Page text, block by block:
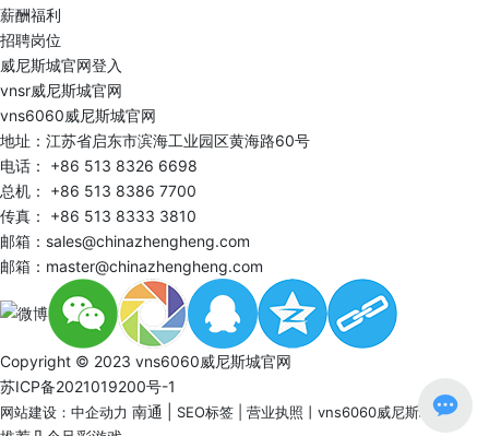
薪酬福利
招聘岗位
威尼斯城官网登入
vnsr威尼斯城官网
vns6060威尼斯城官网
地址：江苏省启东市滨海工业园区黄海路60号
电话： +86 513 8326 6698
总机： +86 513 8386 7700
传真： +86 513 8333 3810
邮箱： sales@chinazhengheng.com
邮箱： master@chinazhengheng.com
Copyright © 2023 vns6060威尼斯城官网
苏ICP备2021019200号-1
网站建设：中企动力 南通 SEO标签 营业执照 丨 vns6060威尼斯城官网